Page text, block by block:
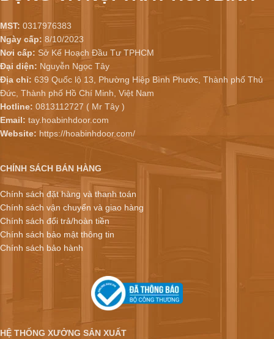
MST: 0317976383
Ngày cấp: 8/10/2023
Nơi cấp: Sở Kế Hoạch Đầu Tư TPHCM
Đại diện: Nguyễn Ngọc Tây
Địa chỉ: 639 Quốc lộ 13, Phường Hiệp Bình Phước, Thành phố Thủ
Đức, Thành phố Hồ Chí Minh, Việt Nam
Hotline: 0813112727 ( Mr Tây )
Email: tay.hoabinhdoor.com
Website: https://hoabinhdoor.com/
CHÍNH SÁCH BÁN HÀNG
Chính sách đặt hàng và thanh toán
Chính sách vận chuyển và giao hàng
Chính sách đổi trả/hoàn tiền
Chính sách bảo mật thông tin
Chính sách bảo hành
HỆ THỐNG XƯỞNG SẢN XUẤT